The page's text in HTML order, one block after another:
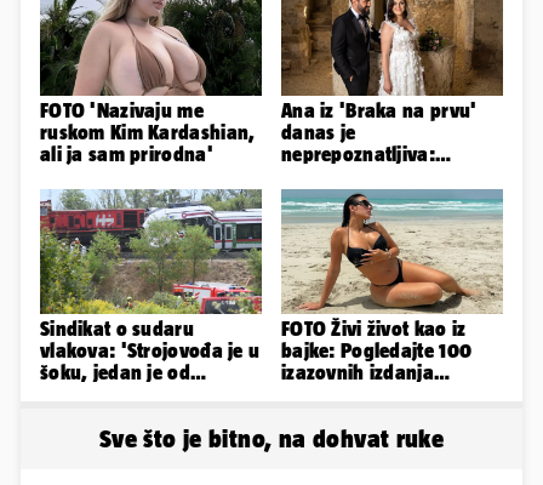
FOTO 'Nazivaju me
ruskom Kim Kardashian,
ali ja sam prirodna'
Ana iz 'Braka na prvu'
danas je
neprepoznatljiva:
ovako sad izgleda
Sindikat o sudaru
vlakova: 'Strojovođa je u
šoku, jedan je od
FOTO Živi život kao iz
bajke: Pogledajte 100
izazovnih izdanja
Sve što je bitno, na dohvat ruke